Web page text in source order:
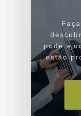
7 dicas
27 de abril de
pode
estão